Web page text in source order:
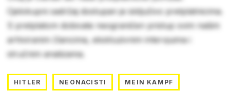
Cjelokupni sadržaj dostupan je isključivo pretplatnicima.
S pretplatom dobivate neograničen pristup svim našim
arhiviranim člancima, ekskluzivnim intervjuima i
stručnim analizama.
HITLER NEONACISTI MEIN KAMPF